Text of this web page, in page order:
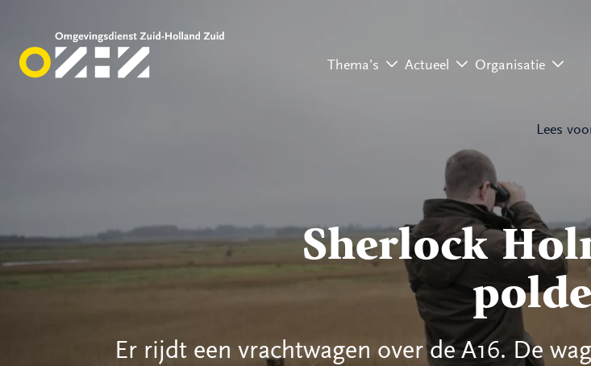
Thema’s Actueel Organisatie
Lees
Sherlock
Er rijdt een vrachtwagen over de A16. De